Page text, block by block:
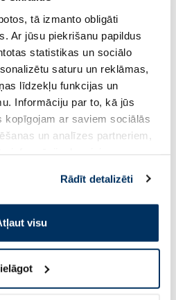
tā izmanto obligāti
Ar jūsu piekrišanu papildus
statistikas un sociālo
saturu un reklāmas,
līdzekļu funkcijas un
Informāciju par to, kā jūs
kopīgojam ar saviem sociālās
un analīzes partneriem,
šo papildu sīkdatņu
savu izvēli:
Rādīt detalizēti
visu
4.23 €
Standarta cena: 7.69 €
vasarā ☀️